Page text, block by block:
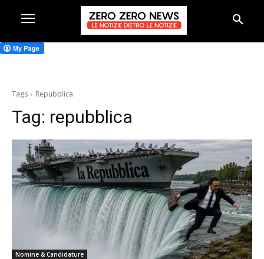
Tags Repubblica
Tag: repubblica
Nomine & Candidature